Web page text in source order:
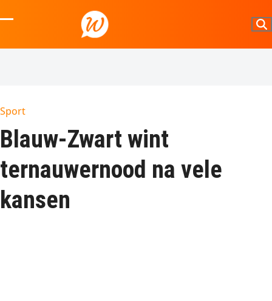
to
mobile
mobile
Sport
Blauw-Zwart wint
ternauwernood na vele
kansen